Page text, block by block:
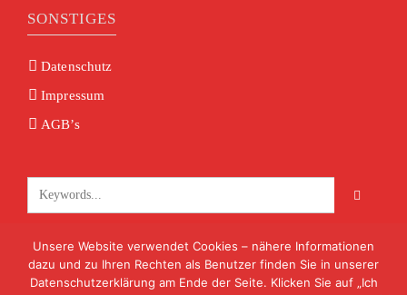
SONSTIGES
Datenschutz
Impressum
AGB’s
KONTAKT
Unsere Website verwendet Cookies – nähere Informationen
dazu und zu Ihren Rechten als Benutzer finden Sie in unserer
Datenschutzerklärung am Ende der Seite. Klicken Sie auf „Ich